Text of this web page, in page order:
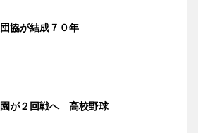
協が結成７０年
園が２回戦へ 高校野球